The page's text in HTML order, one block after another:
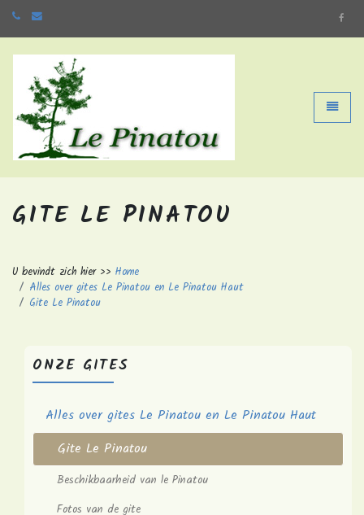
GITE LE PINATOU
U bevindt zich hier >> Home
Alles over gites Le Pinatou en Le Pinatou Haut
Gite Le Pinatou
ONZE GITES
Alles over gites Le Pinatou en Le Pinatou Haut
Gite Le Pinatou
Beschikbaarheid van le Pinatou
Fotos van de gite